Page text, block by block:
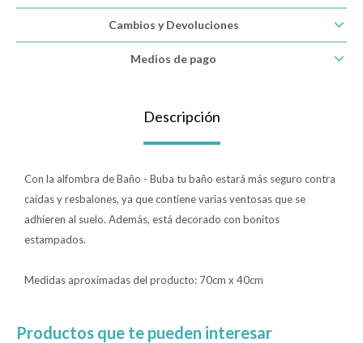
Cambios y Devoluciones
Medios de pago
Descripción
Con la alfombra de Baño - Buba tu baño estará más seguro contra
caídas y resbalones, ya que contiene varias ventosas que se
adhieren al suelo. Además, está decorado con bonitos
estampados.
Medidas aproximadas del producto: 70cm x 40cm
Productos que te pueden interesar
Bolsos y mochilas maternales
Gift cards
Sale